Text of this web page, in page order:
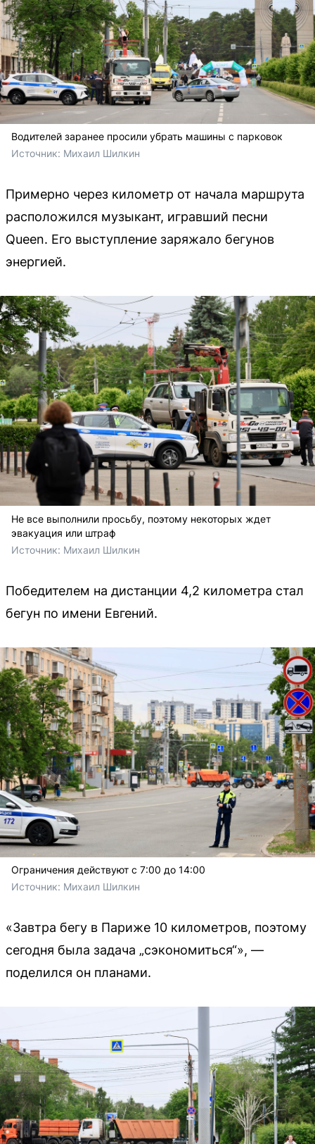
Водителей заранее просили убрать машины с парковок
Источник: Михаил Шилкин
Примерно через километр от начала маршрута
расположился музыкант, игравший песни
Queen. Его выступление заряжало бегунов
энергией.
Не все выполнили просьбу, поэтому некоторых ждет
эвакуация или штраф
Источник: Михаил Шилкин
Победителем на дистанции 4,2 километра стал
бегун по имени Евгений.
Ограничения действуют с 7:00 до 14:00
Источник: Михаил Шилкин
«Завтра бегу в Париже 10 километров, поэтому
сегодня была задача „сэкономиться“», —
поделился он планами.